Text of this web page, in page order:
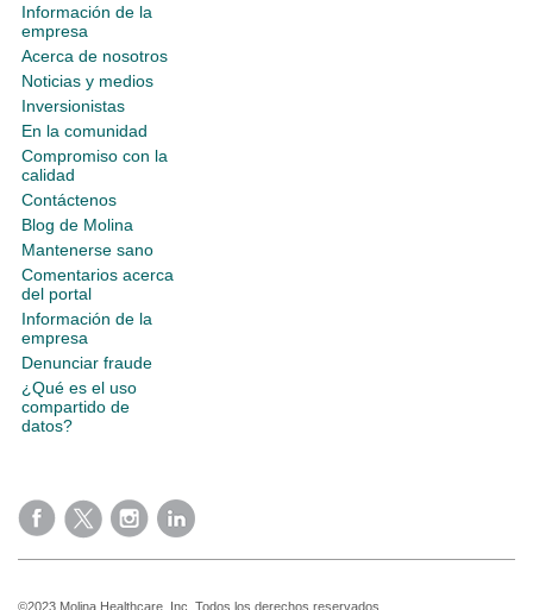
Información de la
empresa
Acerca de nosotros
Noticias y medios
Inversionistas
En la comunidad
Compromiso con la
calidad
Contáctenos
Blog de Molina
Mantenerse sano
Comentarios acerca
del portal
Información de la
empresa
Denunciar fraude
¿Qué es el uso
compartido de
datos?
©2023 Molina Healthcare, Inc. Todos los derechos reservados.